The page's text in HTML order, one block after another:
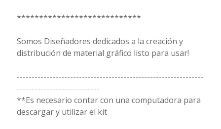
****************************
Somos Diseñadores dedicados a la creación y
distribución de material gráfico listo para usar!
---------------------------------------------------------------
----------------------------
**Es necesario contar con una computadora para
descargar y utilizar el kit